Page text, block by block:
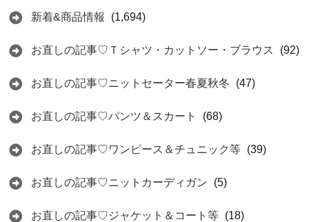
新着&商品情報 (1,694)
お直しの記事♡Ｔシャツ・カットソー・ブラウス (92)
お直しの記事♡ニットセーター春夏秋冬 (47)
お直しの記事♡パンツ＆スカート (68)
お直しの記事♡ワンピース＆チュニック等 (39)
お直しの記事♡ニットカーディガン (5)
お直しの記事♡ジャケット＆コート等 (18)